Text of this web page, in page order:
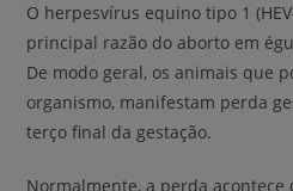
O herpesvírus equino tipo 1
principal razão do aborto em
De modo geral, os animais que
organismo, manifestam perda
terço final da gestação.
Normalmente, a perda acontece